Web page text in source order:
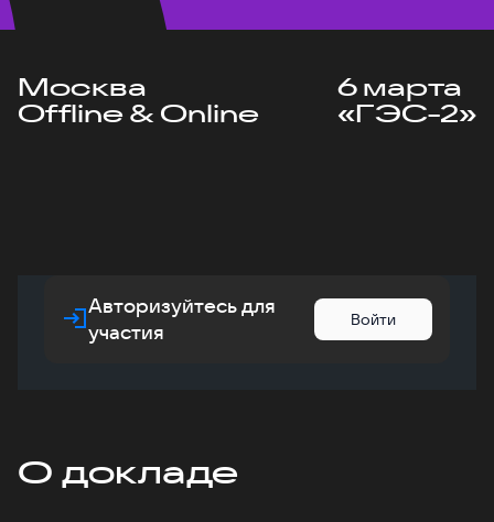
Москва
Offline & Online
6 марта
«ГЭС-2»
Авторизуйтесь для
участия
Войти
О докладе